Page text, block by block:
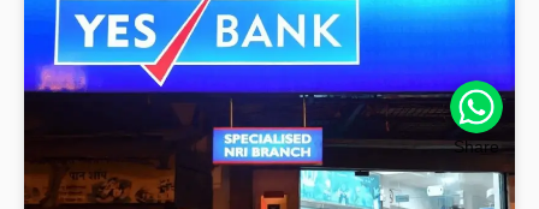
Share